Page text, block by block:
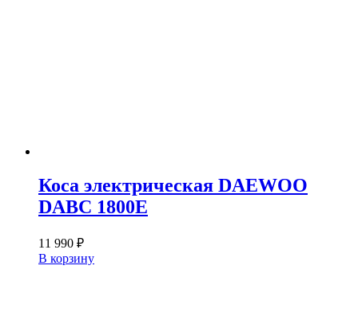
Коса электрическая DAEWOO
DABC 1800E
11 990 ₽
В корзину